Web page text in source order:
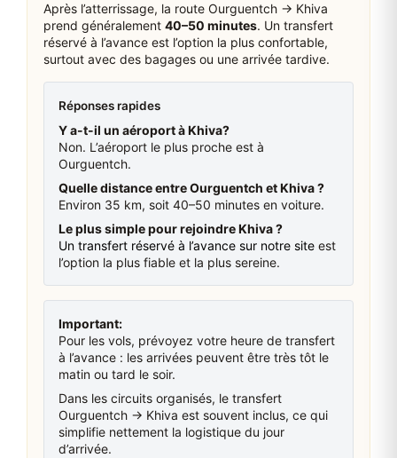
Après l’atterrissage, la route Ourguentch → Khiva
prend généralement 40–50 minutes. Un transfert
réservé à l’avance est l’option la plus confortable,
surtout avec des bagages ou une arrivée tardive.
Réponses rapides
Y a-t-il un aéroport à Khiva?
Non. L’aéroport le plus proche est à
Ourguentch.
Quelle distance entre Ourguentch et Khiva ?
Environ 35 km, soit 40–50 minutes en voiture.
Le plus simple pour rejoindre Khiva ?
Un transfert réservé à l’avance sur notre site est
l’option la plus fiable et la plus sereine.
Important:
Pour les vols, prévoyez votre heure de transfert
à l’avance : les arrivées peuvent être très tôt le
matin ou tard le soir.
Dans les circuits organisés, le transfert
Ourguentch → Khiva est souvent inclus, ce qui
simplifie nettement la logistique du jour
d’arrivée.